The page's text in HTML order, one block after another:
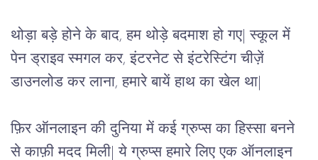
थोड़ा बड़े होने के बाद, हम थोड़े बदमाश हो गए| स्कूल में
पेन ड्राइव स्मगल कर, इंटरनेट से इंटरेस्टिंग चीज़ें
डाउनलोड कर लाना, हमारे बायें हाथ का खेल था|
फ़िर ऑनलाइन की दुनिया में कई ग्रुप्स का हिस्सा बनने
से काफ़ी मदद मिली| ये ग्रुप्स हमारे लिए एक ऑनलाइन